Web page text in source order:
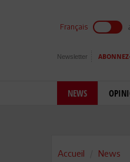
Français
Newsletter
NEWS
Accueil News